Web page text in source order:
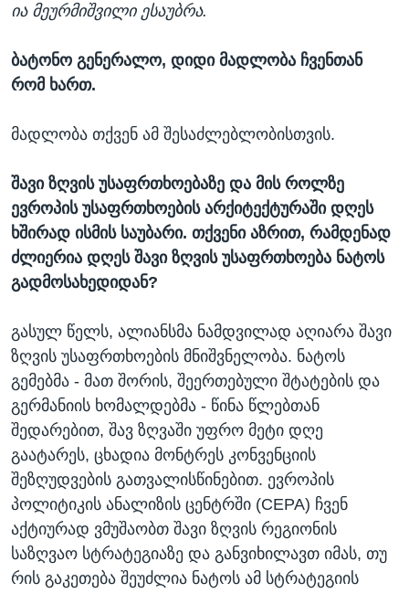
ია მეურმიშვილი ესაუბრა.
ბატონო გენერალო, დიდი მადლობა ჩვენთან
რომ ხართ.
მადლობა თქვენ ამ შესაძლებლობისთვის.
შავი ზღვის უსაფრთხოებაზე და მის როლზე
ევროპის უსაფრთხოების არქიტექტურაში დღეს
ხშირად ისმის საუბარი. თქვენი აზრით, რამდენად
ძლიერია დღეს შავი ზღვის უსაფრთხოება ნატოს
გადმოსახედიდან?
გასულ წელს, ალიანსმა ნამდვილად აღიარა შავი
ზღვის უსაფრთხოების მნიშვნელობა. ნატოს
გემებმა - მათ შორის, შეერთებული შტატების და
გერმანიის ხომალდებმა - წინა წლებთან
შედარებით, შავ ზღვაში უფრო მეტი დღე
გაატარეს, ცხადია მონტრეს კონვენციის
შეზღუდვების გათვალისწინებით. ევროპის
პოლიტიკის ანალიზის ცენტრში (CEPA) ჩვენ
აქტიურად ვმუშაობთ შავი ზღვის რეგიონის
საზღვაო სტრატეგიაზე და განვიხილავთ იმას, თუ
რის გაკეთება შეუძლია ნატოს ამ სტრატეგიის